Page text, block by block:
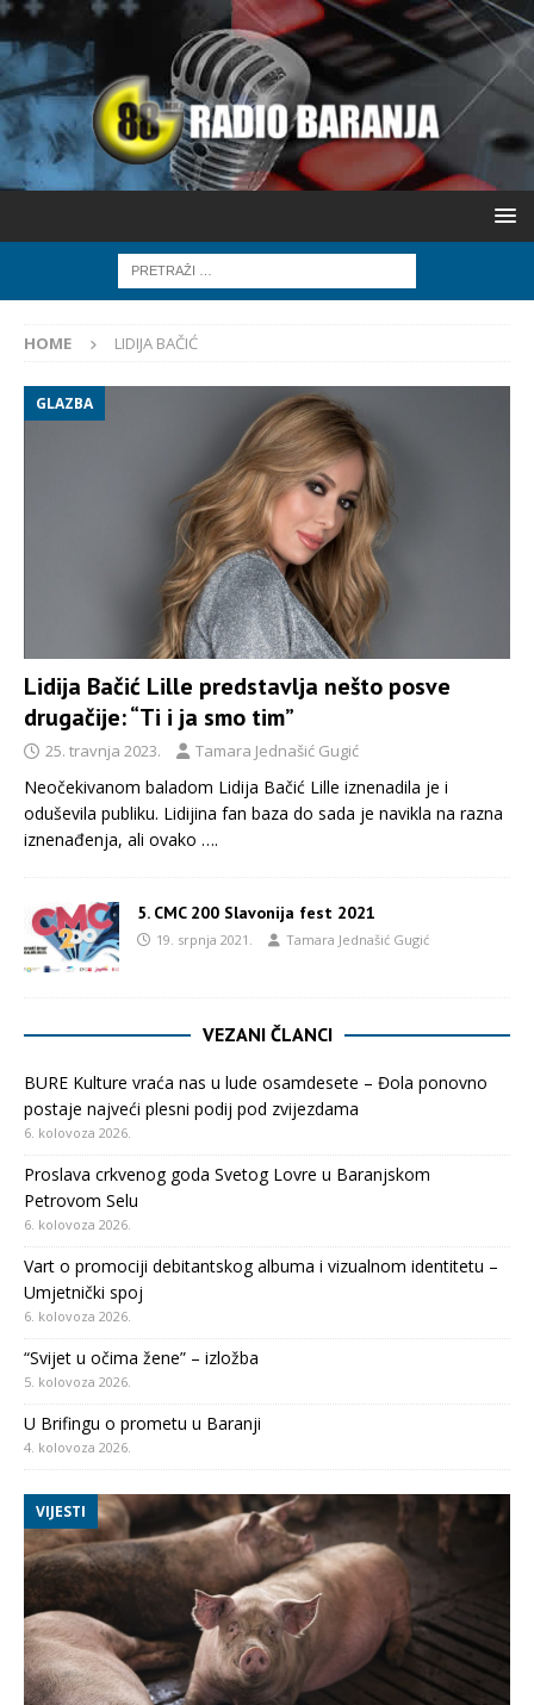
HOME LIDIJA BAČIĆ
GLAZBA
Lidija Bačić Lille predstavlja nešto posve
drugačije: “Ti i ja smo tim”
25. travnja 2023. Tamara Jednašić Gugić
Neočekivanom baladom Lidija Bačić Lille iznenadila je i
oduševila publiku. Lidijina fan baza do sada je navikla na razna
iznenađenja, ali ovako ….
5. CMC 200 Slavonija fest 2021
19. srpnja 2021. Tamara Jednašić Gugić
VEZANI ČLANCI
BURE Kulture vraća nas u lude osamdesete – Đola ponovno
postaje najveći plesni podij pod zvijezdama
6. kolovoza 2026.
Proslava crkvenog goda Svetog Lovre u Baranjskom
Petrovom Selu
6. kolovoza 2026.
Vart o promociji debitantskog albuma i vizualnom identitetu –
Umjetnički spoj
6. kolovoza 2026.
“Svijet u očima žene” – izložba
5. kolovoza 2026.
U Brifingu o prometu u Baranji
4. kolovoza 2026.
VIJESTI